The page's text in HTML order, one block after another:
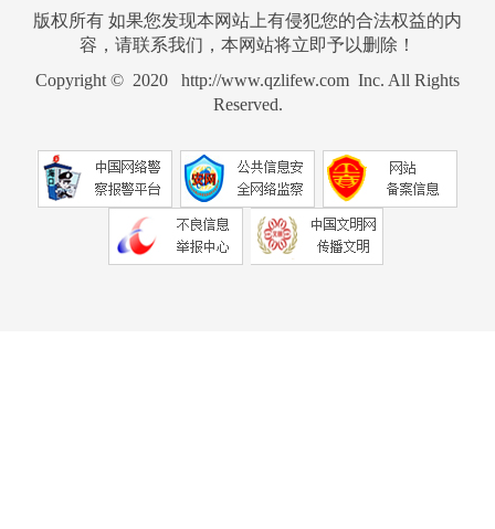
版权所有 如果您发现本网站上有侵犯您的合法权益的内
容，请联系我们，本网站将立即予以删除！
Copyright © 2020 http://www.qzlifew.com Inc. All Rights
Reserved.